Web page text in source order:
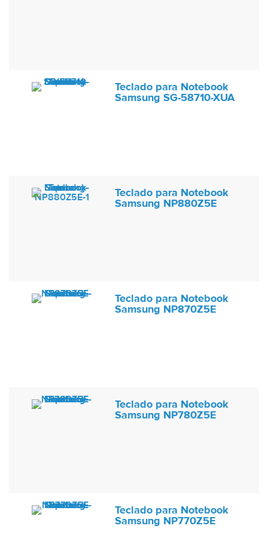
Teclado para Notebook
Samsung SG-58710-XUA
Teclado para Notebook
Samsung NP880Z5E
Teclado para Notebook
Samsung NP870Z5E
Teclado para Notebook
Samsung NP780Z5E
Teclado para Notebook
Samsung NP770Z5E